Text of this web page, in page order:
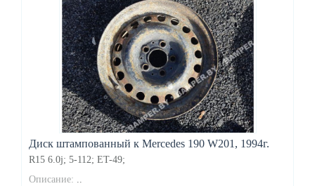
Диск штампованный к Mercedes 190 W201, 1994г.
R15 6.0j; 5-112; ET-49;
Описание: ..